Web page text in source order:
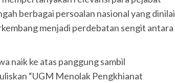
berbagai persoalan nasional yang dinilai
menjadi perdebatan sengit antara
naik ke atas panggung sambil
“UGM Menolak Pengkhianat